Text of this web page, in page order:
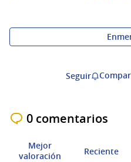
Seguir
0 comentarios
Mejor
valoración
Reciente